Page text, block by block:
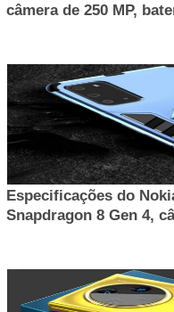
câmera de 250 MP,
Especificações do
Snapdragon 8 Gen 4,